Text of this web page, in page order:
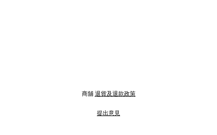
商舖 退貨及退款政策
提出意見